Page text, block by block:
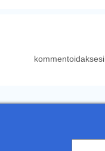
kommentoidaksesi.